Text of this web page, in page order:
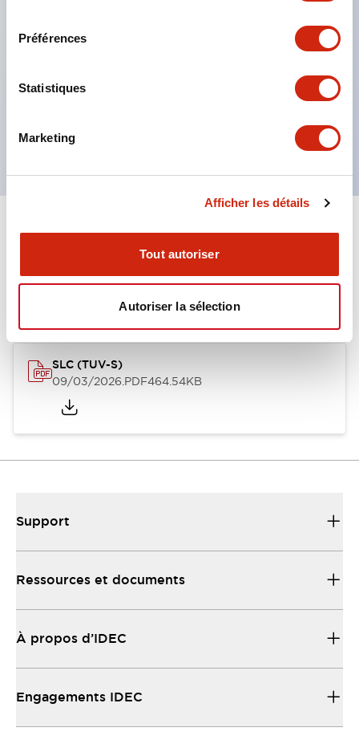
Préférences
Statistiques
Marketing
Afficher les détails
Tout autoriser
Autoriser la sélection
La construction à lentilles multi-couches permet
Boutons-poussoirs momentanés
ou interrupteurs à clé
Approbations Et Normes
SLC (TUV-S)
09/03/2026.PDF464.54KB
Support
Ressources et documents
À propos d’IDEC
Engagements IDEC